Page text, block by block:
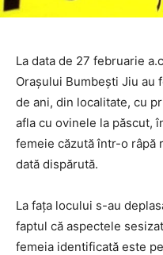
La data de 27 februarie
Orașului Bumbești Jiu au
de ani, din localitate, cu
afla cu ovinele la păscut,
femeie căzută într-o râpă
dată dispărută.
La fața locului s-au
faptul că aspectele
femeia identificată este